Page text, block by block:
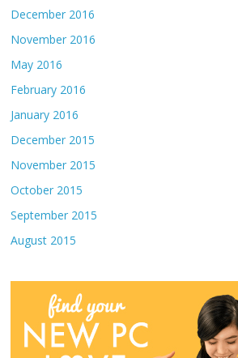
December 2016
November 2016
May 2016
February 2016
January 2016
December 2015
November 2015
October 2015
September 2015
August 2015